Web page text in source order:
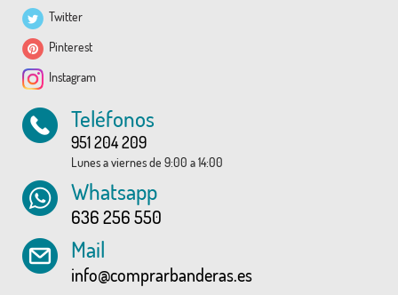
Twitter
Pinterest
Instagram
Teléfonos
951 204 209
Lunes a viernes de 9:00 a 14:00
Whatsapp
636 256 550
Mail
info@comprarbanderas.es